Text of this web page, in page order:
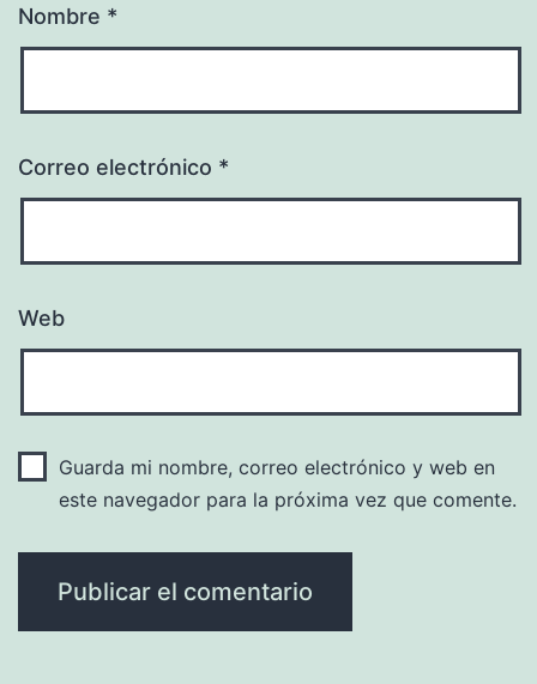
Nombre *
Correo electrónico *
Web
Guarda mi nombre, correo electrónico y web en
este navegador para la próxima vez que comente.